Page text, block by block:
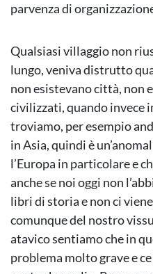
parvenza di
Qualsiasi villaggio non
lungo, veniva distrutto
non esistevano città, non
civilizzati, quando invece
troviamo, per esempio
in Asia, quindi è
l’Europa in particolare e
anche se noi oggi non
libri di storia e non ci
comunque del nostro
atavico sentiamo che in
problema molto grave e